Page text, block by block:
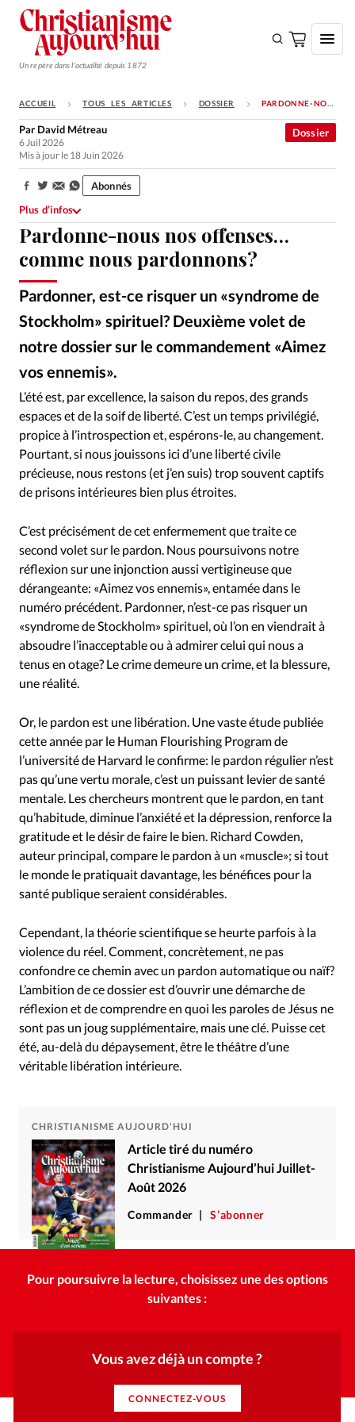
Un repère dans l'actualité depuis 1872
S'ABONNER
Monde
Opinions
Tous les articles
Faire un don
Emploi
Se connecter
Édition: Internationale
RUBRIQUES
Tous les articles
Actualité chrétienne
Actualité internationale
Chronique
Culture
Dossier
Eglises Foi Génération réveil
Monde
Opinions
Publireportage
Société
Tour du monde des Eglises
Trait d'Ixène
Vécu
Vie Intérieure
ACCUEIL TOUS LES ARTICLES DOSSIER PARDONNE-NOUS NOS OFFENSES… COMME NOUS PARDONNONS?
Pardonne-nous nos offenses…
comme nous pardonnons?
Pardonner, est-ce risquer un «syndrome de
Stockholm» spirituel? Deuxième volet de
notre dossier sur le commandement «Aimez
vos ennemis».
Dossier
Par David Métreau
6 Juil 2026
Mis à jour le 18 Juin 2026
Partager:
Abonnés
Plus d’infos
L’été est, par excellence, la saison du repos, des grands
espaces et de la soif de liberté. C’est un temps privilégié,
propice à l’introspection et, espérons-le, au changement.
Pourtant, si nous jouissons ici d’une liberté civile
précieuse, nous restons (et j’en suis) trop souvent captifs
de prisons intérieures bien plus étroites.
C’est précisément de cet enfermement que traite ce
second volet sur le pardon. Nous poursuivons notre
réflexion sur une injonction aussi vertigineuse que
dérangeante: «Aimez vos ennemis», entamée dans le
numéro précédent. Pardonner, n’est-ce pas risquer un
«syndrome de Stockholm» spirituel, où l’on en viendrait à
absoudre l’inacceptable ou à admirer celui qui nous a
tenus en otage? Le crime demeure un crime, et la blessure,
une réalité.
Or, le pardon est une libération. Une vaste étude publiée
cette année par le Human Flourishing Program de
l’université de Harvard le confirme: le pardon régulier n’est
pas qu’une vertu morale, c’est un puissant levier de santé
mentale. Les chercheurs montrent que le pardon, en tant
qu’habitude, diminue l’anxiété et la dépression, renforce la
gratitude et le désir de faire le bien. Richard Cowden,
auteur principal, compare le pardon à un «muscle»; si tout
le monde le pratiquait davantage, les bénéfices pour la
santé publique seraient considérables.
Cependant, la théorie scientifique se heurte parfois à la
violence du réel. Comment, concrètement, ne pas
confondre ce chemin avec un pardon automatique ou naïf?
L’ambition de ce dossier est d’ouvrir une démarche de
réflexion et de comprendre en quoi les paroles de Jésus ne
sont pas un joug supplémentaire, mais une clé. Puisse cet
été, au-delà du dépaysement, être le théâtre d’une
véritable libération intérieure.
CHRISTIANISME AUJOURD'HUI
Article tiré du numéro
Christianisme Aujourd’hui Juillet-
Août 2026
Commander S’abonner
Pour poursuivre la lecture, choisissez une des options
suivantes :
Vous avez déjà un compte ?
CONNECTEZ-VOUS